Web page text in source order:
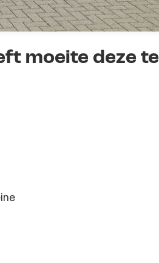
moeite deze te